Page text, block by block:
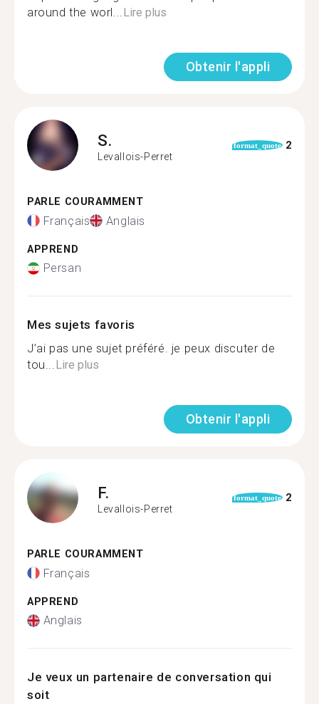
around the worl...Lire plus
Obtenir l'appli
S.
Levallois-Perret
format_quote 2
PARLE COURAMMENT
Français Anglais
APPREND
Persan
Mes sujets favoris
J’ai pas une sujet préféré. je peux discuter de
tou...Lire plus
Obtenir l'appli
F.
Levallois-Perret
format_quote 2
PARLE COURAMMENT
Français
APPREND
Anglais
Je veux un partenaire de conversation qui
soit